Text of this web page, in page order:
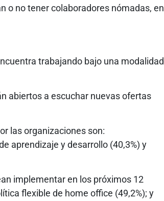
o no tener colaboradores nómadas, en
trabajando bajo una modalidad
abiertos a escuchar nuevas ofertas
las organizaciones son:
aprendizaje y desarrollo (40,3%) y
implementar en los próximos 12
flexible de home office (49,2%); y